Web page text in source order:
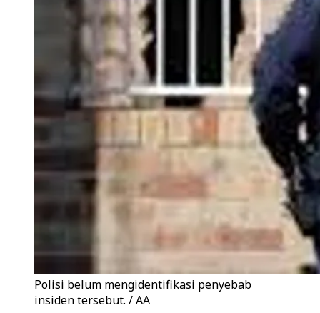
Polisi belum mengidentifikasi penyebab
insiden tersebut. / AA